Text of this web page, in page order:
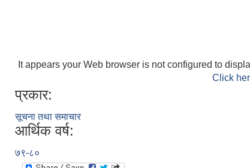
It appears your Web browser is not configured to
Click
प्रकार:
सूचना तथा समाचार
आर्थिक वर्ष:
७९-८०